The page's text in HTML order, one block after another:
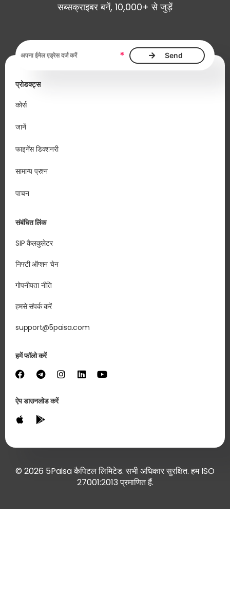
सब्सक्राइबर बनें, 10,000+ से जुड़ें
ईमेल एड्रेस आवश्यक है *
प्रोडक्ट्स
कोर्स
जानें
फाइनेंस डिक्शनरी
सामान्य प्रश्न
पाचन
संबंधित लिंक
SIP कैलकुलेटर
निफ्टी ऑप्शन चेन
गोपनीयता नीति
हमसे संपर्क करें
support@5paisa.com
हमें फॉलो करें
ऐप डाउनलोड करें
© 2026 5Paisa कैपिटल लिमिटेड. सभी अधिकार सुरक्षित. हम ISO
27001:2013 प्रमाणित हैं.